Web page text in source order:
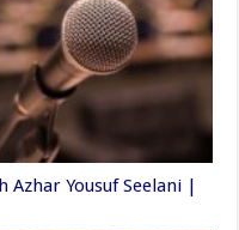
Yousuf Seelani |